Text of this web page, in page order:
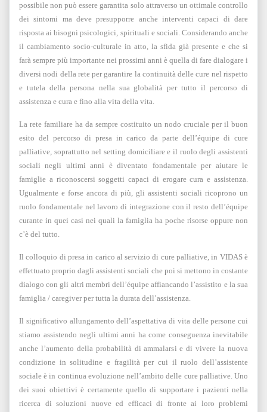
possibile non può essere garantita solo attraverso un ottimale controllo
dei sintomi ma deve presupporre anche interventi capaci di dare
risposta ai bisogni psicologici, spirituali e sociali. Considerando anche
il cambiamento socio-culturale in atto, la sfida già presente e che si
farà sempre più importante nei prossimi anni è quella di fare dialogare i
diversi nodi della rete per garantire la continuità delle cure nel rispetto
e tutela della persona nella sua globalità per tutto il percorso di
assistenza e cura e fino alla vita della vita.
La rete familiare ha da sempre costituito un nodo cruciale per il buon
esito del percorso di presa in carico da parte dell’équipe di cure
palliative, soprattutto nel setting domiciliare e il ruolo degli assistenti
sociali negli ultimi anni è diventato fondamentale per aiutare le
famiglie a riconoscersi soggetti capaci di erogare cura e assistenza.
Ugualmente e forse ancora di più, gli assistenti sociali ricoprono un
ruolo fondamentale nel lavoro di integrazione con il resto dell’équipe
curante in quei casi nei quali la famiglia ha poche risorse oppure non
c’è del tutto.
Il colloquio di presa in carico al servizio di cure palliative, in VIDAS è
effettuato proprio dagli assistenti sociali che poi si mettono in costante
dialogo con gli altri membri dell’équipe affiancando l’assistito e la sua
famiglia / caregiver per tutta la durata dell’assistenza.
Il significativo allungamento dell’aspettativa di vita delle persone cui
stiamo assistendo negli ultimi anni ha come conseguenza inevitabile
anche l’aumento della probabilità di ammalarsi e di vivere la nuova
condizione in solitudine e fragilità per cui il ruolo dell’assistente
sociale è in continua evoluzione nell’ambito delle cure palliative. Uno
dei suoi obiettivi è certamente quello di supportare i pazienti nella
ricerca di soluzioni nuove ed efficaci di fronte ai loro problemi